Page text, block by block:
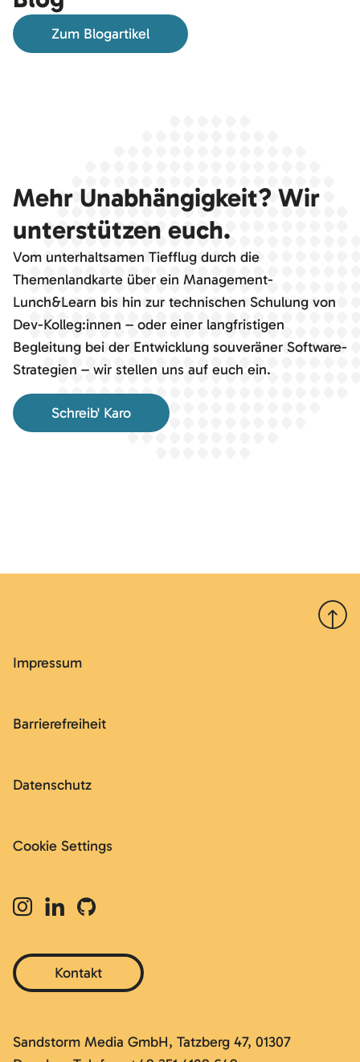
Zum Blogartikel
Mehr Unabhängigkeit? Wir
unterstützen euch.
Vom unterhaltsamen Tiefflug durch die
Themenlandkarte über ein Management-
Lunch&Learn bis hin zur technischen Schulung von
Dev-Kolleg:innen – oder einer langfristigen
Begleitung bei der Entwicklung souveräner Software-
Strategien – wir stellen uns auf euch ein.
Schreib' Karo
Nach
Impressum
Barrierefreiheit
Datenschutz
Cookie Settings
Kontakt
Sandstorm Media GmbH, Tatzberg 47, 01307